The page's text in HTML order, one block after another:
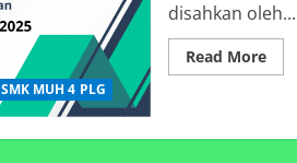
SMK MUH 4 PLG
disahkan oleh...
Read MoreRead
more